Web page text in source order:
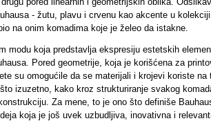
- žutu, plavu i crvenu kao akcente u
na onim komadima koje je želeo da istakne.
modu koja predstavlja ekspresiju estetskih
Pored geometrije, koja je korišćena za
su omogućile da se materijali i krojevi koriste na
izuzetno, kako kroz strukturiranje svakog
Za mene, to je ono što definiše
koja je još uvek uzbudljiva, inovativna i